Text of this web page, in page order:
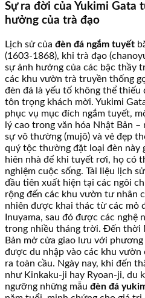
Sự ra đời của Yukimi Gata
hưởng của trà đạo
Lịch sử của đèn đá ngắm tuyết
(1603-1868), khi trà đạo
sự ảnh hưởng của các bậc thầy
các khu vườn trà truyền thống
đèn đá là yếu tố không thể thiếu
tôn trọng khách mời. Yukimi
phục vụ mục đích ngắm tuyết,
lý cao trong văn hóa Nhật Bản
sự vô thường (mujō) và vẻ đẹp
quý tộc thường đặt loại đèn này
hiên nhà để khi tuyết rơi, họ có
nghiệm cuộc sống. Tài liệu lịch
đầu tiên xuất hiện tại các ngôi
rộng đến các khu vườn tư nhân
nhiên được khai thác từ các mỏ
Inuyama, sau đó được các nghệ
trong nhiều tháng trời. Đến thời
Bản mở cửa giao lưu với phương
được du nhập vào các khu vườn
ra toàn cầu. Ngày nay, khi đến
như Kinkaku-ji hay Ryoan-ji, du
ngưỡng những mẫu đèn đá